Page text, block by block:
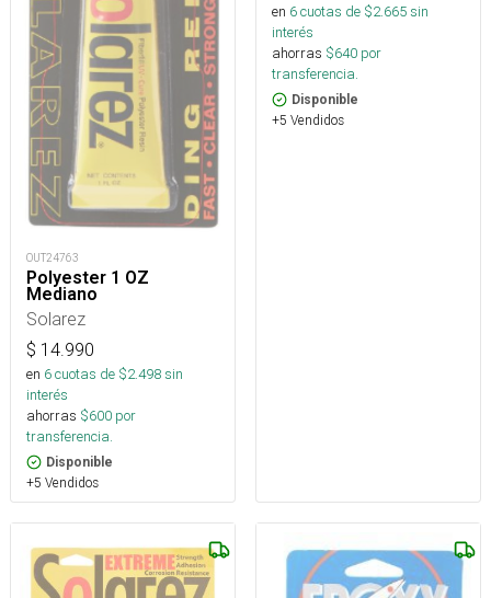
OUT24763
Polyester 1 OZ
Mediano
Solarez
$ 14.990
en 6cuotas de $2.498sin
interés
ahorras $600 por
transferencia.
Disponible
+5 Vendidos
en 6cuotas de $2.665sin
interés
ahorras $640 por
transferencia.
Disponible
+5 Vendidos